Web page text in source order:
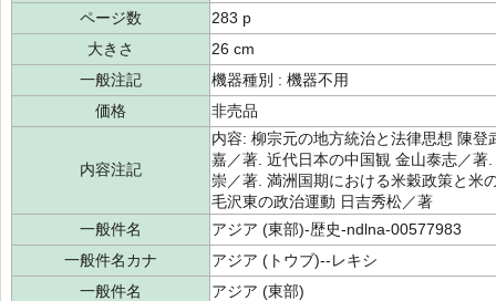
ページ数
283 p
大きさ
26 cm
一般注記
機器種別 : 機器不用
価格
非売品
内容注記
内容: 柳宗元の地方統治と法律思想 陳
嘉／著. 近代日本の中国観 金山泰志／
崇／著. 満洲国期における米穀政策と米
毛沢東の政治運動 日吉秀松／著
一般件名
アジア (東部)-歴史-ndlna-00577983
一般件名カナ
アジア (トウブ)--レキシ
一般件名
アジア (東部)